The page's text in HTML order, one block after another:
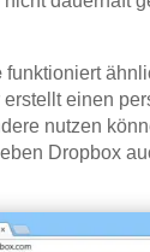
funktioniert
erstellt einen
nutzen
Dropbox